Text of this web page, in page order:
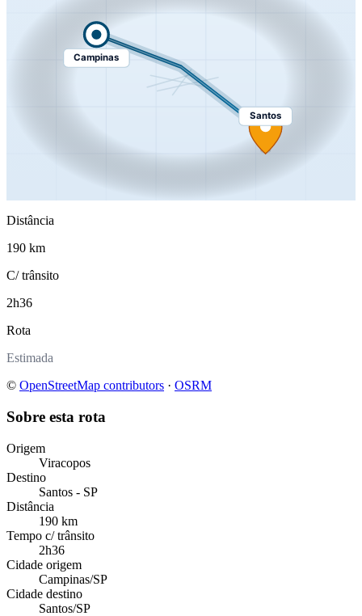
Campinas
Santos
Distância
190 km
C/ trânsito
2h36
Rota
Estimada
© OpenStreetMap contributors · OSRM
Sobre esta rota
Origem
Viracopos
Destino
Santos - SP
Distância
190 km
Tempo c/ trânsito
2h36
Cidade origem
Campinas/SP
Cidade destino
Santos/SP